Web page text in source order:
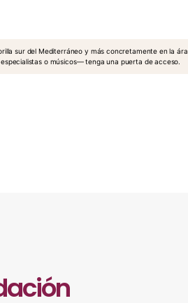
sur del Mediterráneo y más concretamente en la
o músicos— tenga una puerta de acceso.